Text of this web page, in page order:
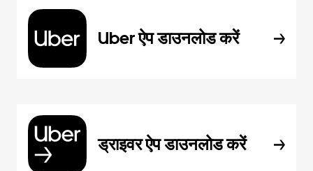
Uber ऐप डाउनलोड करें
ड्राइवर ऐप डाउनलोड करें